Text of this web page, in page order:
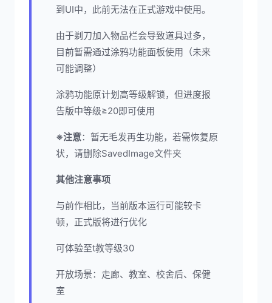
到UI中，此前无法在正式游戏中使用。
由于剃刀加入物品栏会导致道具过多，
目前暂需通过涂鸦功能面板使用（未来
可能调整）
涂鸦功能原计划高等级解锁，但进度报
告版中等级≥20即可使用
※注意：暂无毛发再生功能，若需恢复原
状，请删除SavedImage文件夹
其他注意事项
与前作相比，当前版本运行可能较卡
顿，正式版将进行优化
可体验至t教等级30
开放场景：走廊、教室、校舍后、保健
室